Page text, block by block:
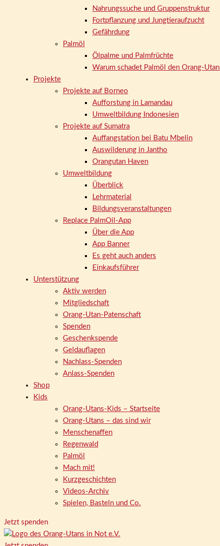
Nahrungssuche und Gruppenstruktur
Fortpflanzung und Jungtieraufzucht
Gefährdung
Palmöl
Ölpalme und Palmfrüchte
Warum schadet Palmöl den Orang-
Projekte
Projekte auf Borneo
Aufforstung in Lamandau
Umweltbildung Indonesien
Projekte auf Sumatra
Auffangstation bei Batu Mbelin
Auswilderung in Jantho
Orangutan Haven
Umweltbildung
Überblick
Lehrmaterial
Bildungsveranstaltungen
Replace PalmOil-App
Über die App
App Banner
Es geht auch anders
Einkaufsführer
Unterstützung
Aktiv werden
Mitgliedschaft
Orang-Utan-Patenschaft
Spenden
Geschenkspende
Geldauflagen
Nachlass-Spenden
Anlass-Spenden
Shop
Kids
Orang-Utans-Kids – Startseite
Orang-Utans – das sind wir
Menschenaffen
Regenwald
Palmöl
Mach mit!
Kurzgeschichten
Videos-Archiv
Spielen, Basteln und Co.
Jetzt spenden